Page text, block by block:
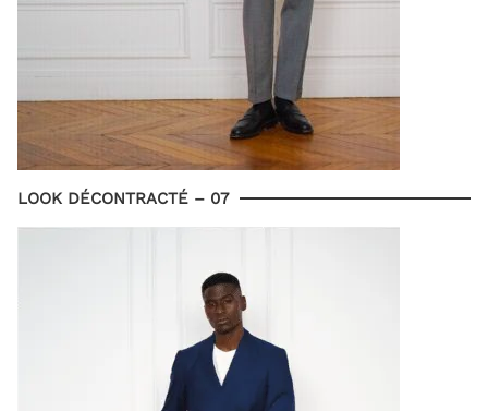
LOOK DÉCONTRACTÉ – 07